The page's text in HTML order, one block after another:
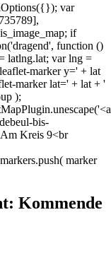
var
if
function ()
latlng.lat; var lng =
marker y=' + lat
marker lat=' + lat + '
);
bis-
Kreis 9<br
marker
Kommende